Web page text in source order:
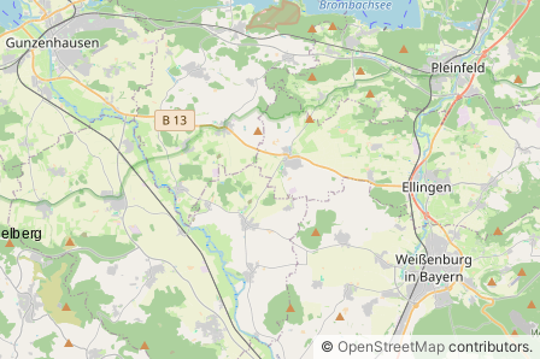
© OpenStreetMap contributors.